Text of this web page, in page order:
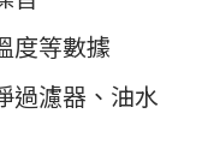
度等數據
過濾器、油水